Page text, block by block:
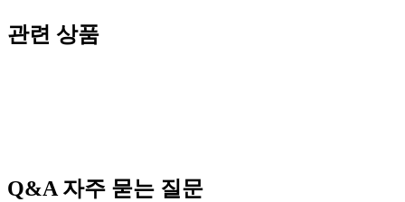
관련 상품
Q&A자주 묻는 질문